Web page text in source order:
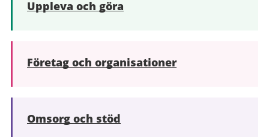
Uppleva och göra
Företag och organisationer
Omsorg och stöd